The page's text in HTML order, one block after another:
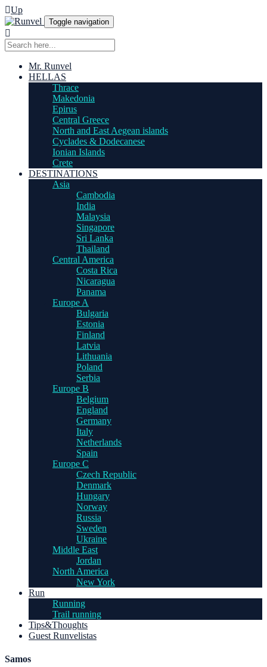
Up
Toggle navigation
Mr. Runvel
HELLAS
Thrace
Makedonia
Epirus
Central Greece
North and East Aegean islands
Cyclades & Dodecanese
Ionian Islands
Crete
DESTINATIONS
Asia
Cambodia
India
Malaysia
Singapore
Sri Lanka
Thailand
Central America
Costa Rica
Nicaragua
Panama
Europe A
Bulgaria
Estonia
Finland
Latvia
Lithuania
Poland
Serbia
Europe B
Belgium
England
Germany
Italy
Netherlands
Spain
Europe C
Czech Republic
Denmark
Hungary
Norway
Russia
Sweden
Ukraine
Middle East
Jordan
North America
New York
Run
Running
Trail running
Tips&Thoughts
Guest Runvelistas
Samos